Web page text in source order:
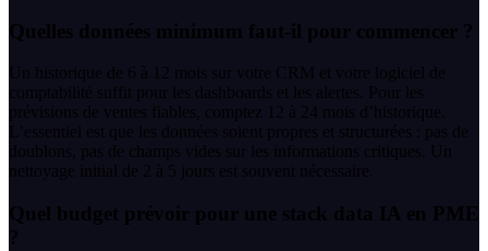
Quelles données minimum faut-il pour commencer ?
Un historique de 6 à 12 mois sur votre CRM et votre logiciel de
comptabilité suffit pour les dashboards et les alertes. Pour les
prévisions de ventes fiables, comptez 12 à 24 mois d’historique.
L’essentiel est que les données soient propres et structurées : pas de
doublons, pas de champs vides sur les informations critiques. Un
nettoyage initial de 2 à 5 jours est souvent nécessaire.
Quel budget prévoir pour une stack data IA en PME
?